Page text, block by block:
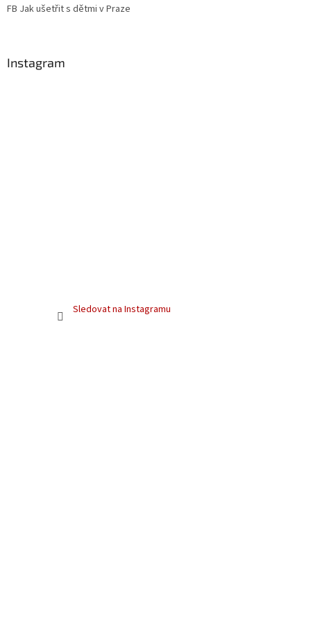
FB Jak ušetřit s dětmi v Praze
Instagram
Sledovat na Instagramu